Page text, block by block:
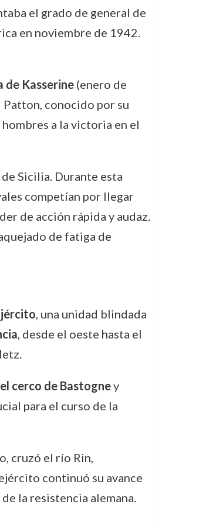
el grado de general de
en noviembre de 1942.
de Kasserine(enero de
Patton, conocido por su
a la victoria en el
Sicilia. Durante esta
competían por llegar
de acción rápida y audaz.
de fatiga de
, una unidad blindada
, desde el oeste hasta el
cerco de Bastogney
para el curso de la
cruzó el río Rin,
continuó su avance
la resistencia alemana.